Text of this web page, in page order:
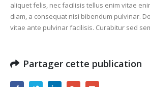
aliquet felis, nec facilisis tellus enim vitae
diam, a consequat nisi bibendum pulvinar.
vitae ante pulvinar facilisis. Curabitur sed
Partager cette publication